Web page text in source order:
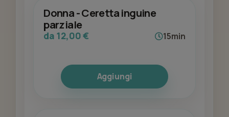
Donna - Ceretta inguine
parziale
da 12,00 € 15min
Aggiungi